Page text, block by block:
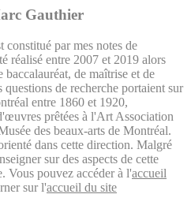
Gauthier
constitué par mes notes de
réalisé entre 2007 et 2019 alors
baccalauréat, de maîtrise et de
de recherche portaient sur
entre 1860 et 1920,
prêtées à l'Art Association
des beaux-arts de Montréal.
dans cette direction. Malgré
sur des aspects de cette
Vous pouvez accéder à l'accueil
sur l'accueil du site